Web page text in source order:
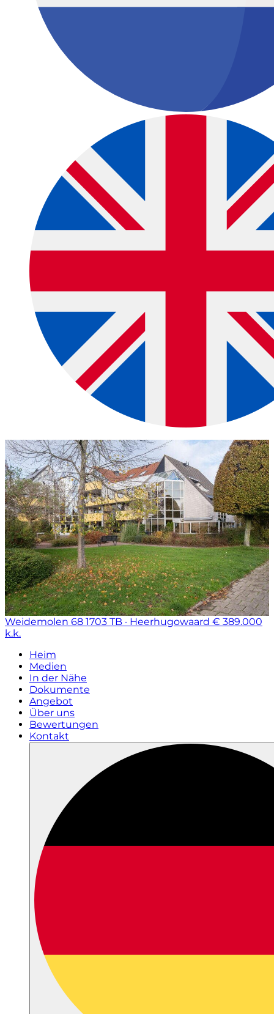
Weidemolen 68 1703 TB · Heerhugowaard € 389.000
k.k.
Heim
Medien
In der Nähe
Dokumente
Angebot
Über uns
Bewertungen
Kontakt